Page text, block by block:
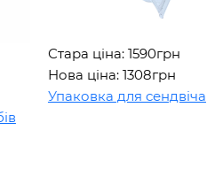
Стара ціна: 1590грн
Нова ціна: 1308грн
Упаковка для сендвіча